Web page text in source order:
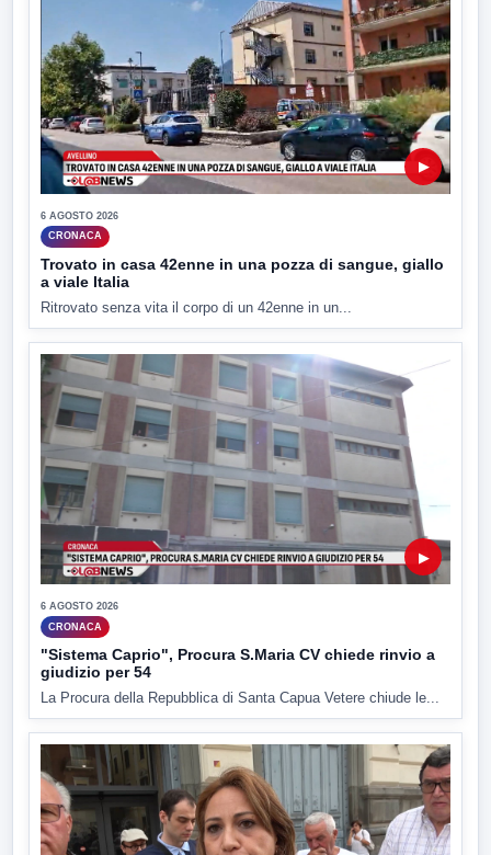
▶
6 AGOSTO 2026
CRONACA
Trovato in casa 42enne in una pozza di sangue, giallo
a viale Italia
Ritrovato senza vita il corpo di un 42enne in un...
▶
6 AGOSTO 2026
CRONACA
"Sistema Caprio", Procura S.Maria CV chiede rinvio a
giudizio per 54
La Procura della Repubblica di Santa Capua Vetere chiude le...